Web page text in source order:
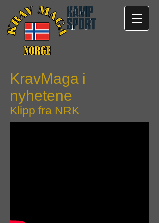
KravMaga i
nyhetene
Klipp fra NRK